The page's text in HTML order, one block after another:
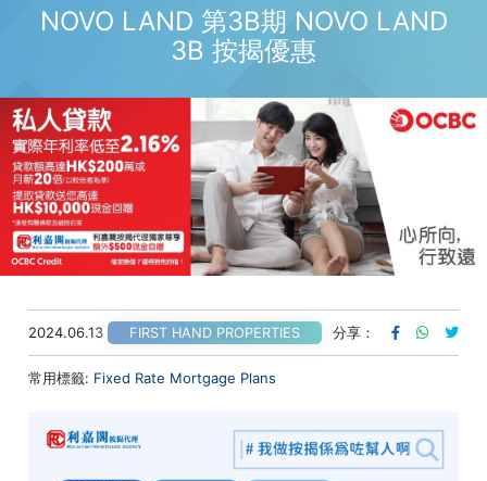
NOVO LAND 第3B期 NOVO LAND
3B 按揭優惠
2024.06.13 FIRST HAND PROPERTIES 分享：
常用標籤: Fixed Rate Mortgage Plans